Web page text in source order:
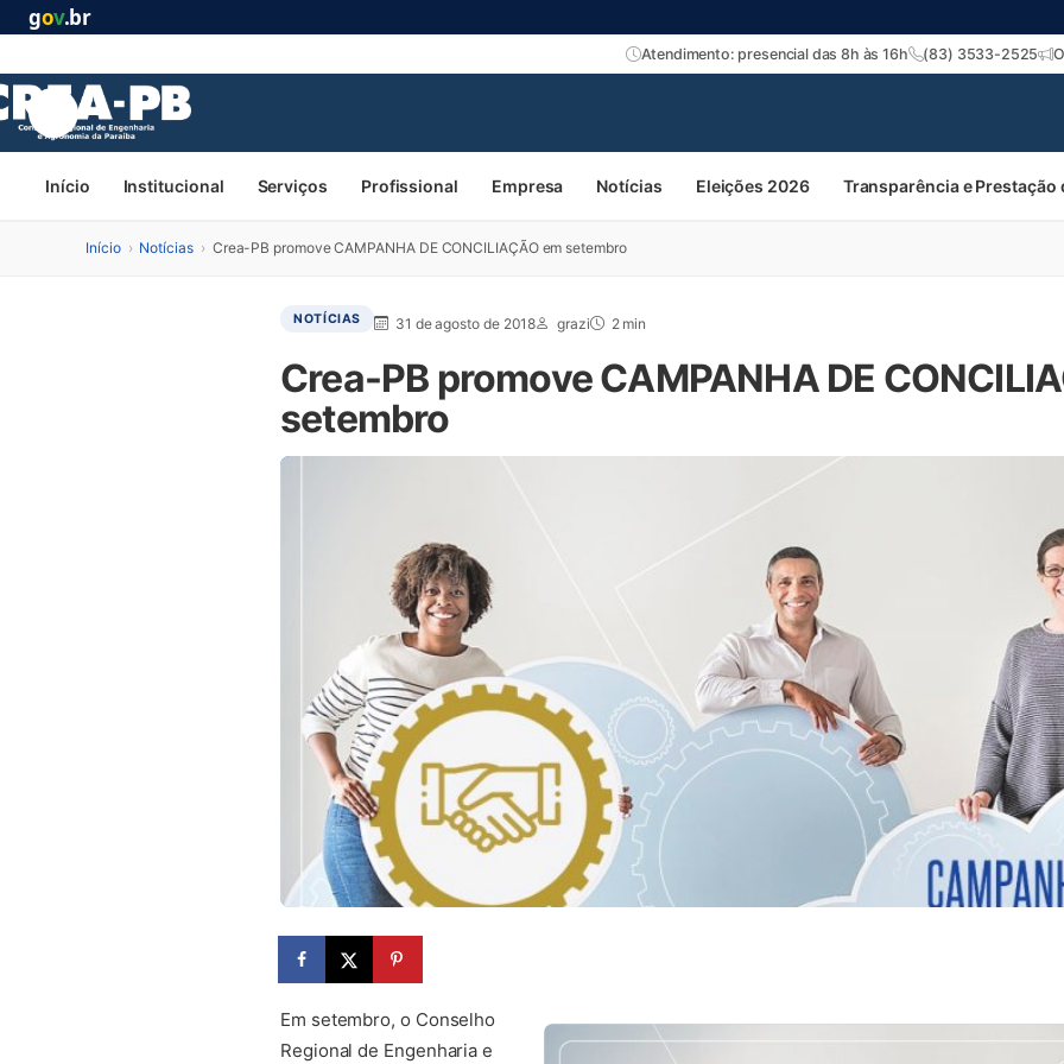
gov.br
Atendimento: presencial das 8h às 16h (83) 3533-2525
Início Institucional Serviços Profissional Empresa Notícias Eleições 2026 Transparência e Prestação
Início › Notícias › Crea-PB promove CAMPANHA DE CONCILIAÇÃO em setembro
NOTÍCIAS 31 de agosto de 2018 grazi 2 min
Crea-PB promove CAMPANHA DE
setembro
Em setembro, o Conselho
Regional de Engenharia e